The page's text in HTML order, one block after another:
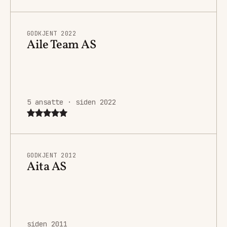
GODKJENT 2022
Aile Team AS
5 ansatte · siden 2022
GODKJENT 2012
Aita AS
siden 2011